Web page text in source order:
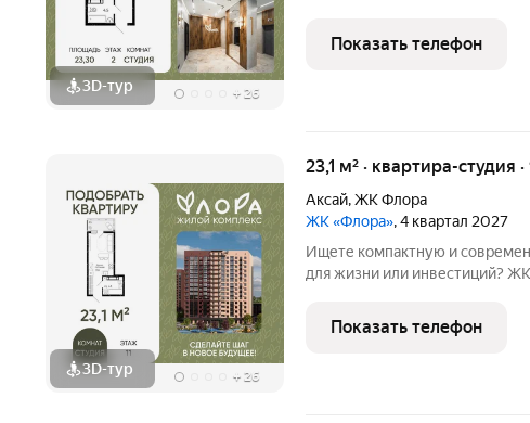
3D-тур + 26
просто квартира, а
зеленый ландшафт,
Показать телефон
3D-тур + 26
23,1 м² · квартира-студия
Аксай,ЖК Флора
ЖК «Флора», 4 квартал 2027
Ищете компактную и
для жизни или инвестиций? ЖК «Флора»
благоприятную территорию на
ключи сразу при покупке.
Показать телефон